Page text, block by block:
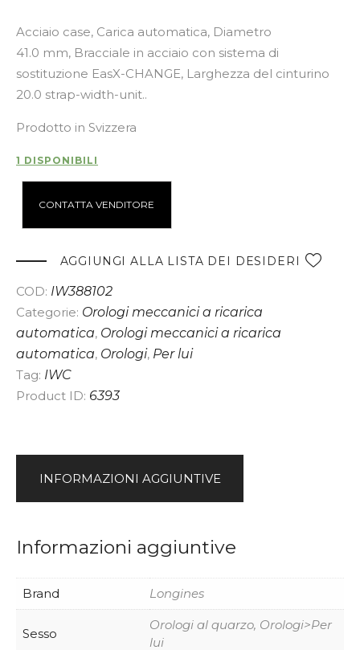
Acciaio case, Carica automatica, Diametro
41.0 mm, Bracciale in acciaio con sistema di
sostituzione EasX-CHANGE, Larghezza del cinturino
20.0 strap-width-unit..
Prodotto in Svizzera
1 DISPONIBILI
CONTATTA VENDITORE
t
e
a
t
i
AGGIUNGI ALLA LISTA DEI DESIDERI
COD: IW388102
Categorie: Orologi meccanici a ricarica
automatica, Orologi meccanici a ricarica
automatica, Orologi, Per lui
Tag: IWC
Product ID: 6393
INFORMAZIONI AGGIUNTIVE
Informazioni aggiuntive
Brand Longines
Sesso
Orologi al quarzo, Orologi>Per
lui